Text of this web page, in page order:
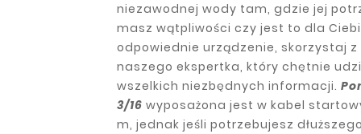
niezawodnej wody tam, gdzie jej
masz wątpliwości czy jest to dla
odpowiednie urządzenie, skorzystaj
naszego ekspertka, który chętnie
wszelkich niezbędnych informacji.
3/16 wyposażona jest w kabel
m, jednak jeśli potrzebujesz